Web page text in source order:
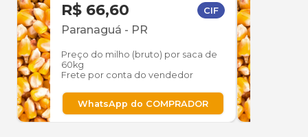
R$ 66,60 CIF
Paranaguá - PR
Preço do milho (bruto) por saca de
60kg
Frete por conta do vendedor
WhatsApp do COMPRADOR